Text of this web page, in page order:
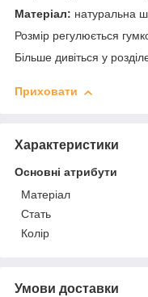
Матеріал: натуральна
Розмір регулюється
Більше дивіться у
Приховати
Характеристики
Основні атрибути
Матеріал
Стать
Колір
Умови доставки